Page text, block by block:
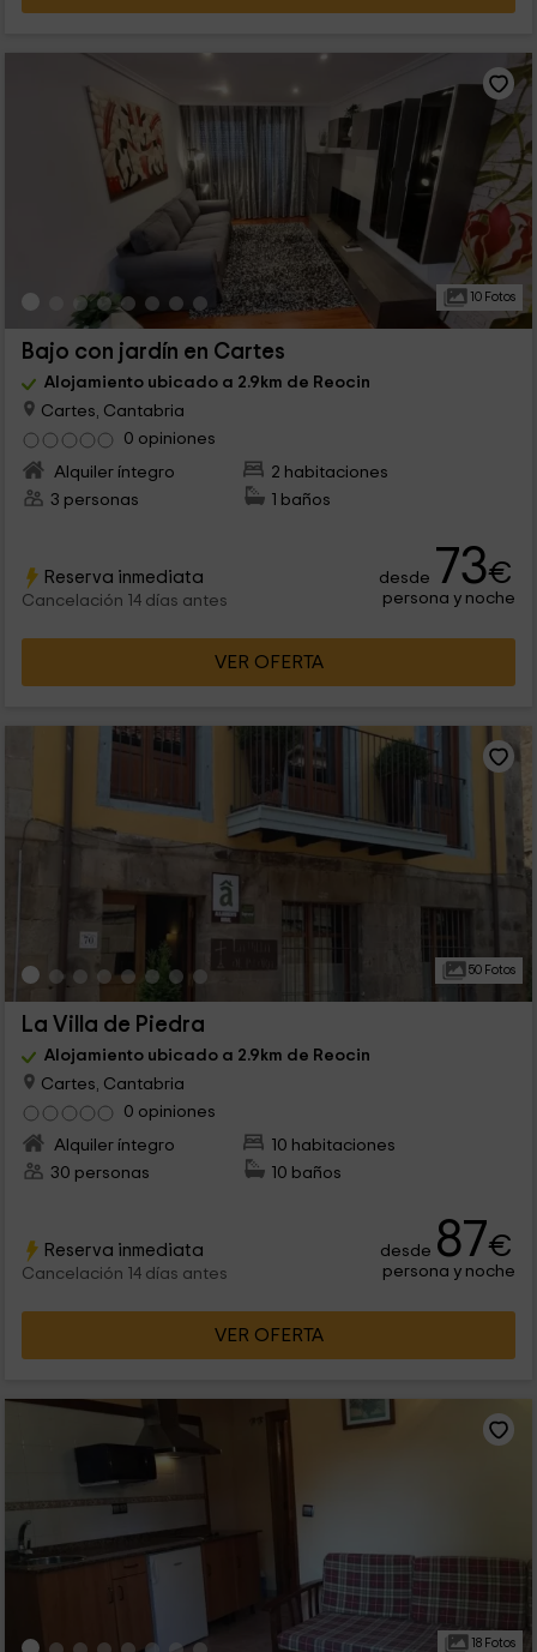
10 Fotos
Bajo con jardín en Cartes
Alojamiento ubicado a 2.9km de Reocin
Cartes, Cantabria
0 opiniones
Alquiler íntegro
2 habitaciones
3 personas
1 baños
Reserva inmediata
Cancelación 14 días antes
desde 73€
persona y noche
VER OFERTA
50 Fotos
La Villa de Piedra
Alojamiento ubicado a 2.9km de Reocin
Cartes, Cantabria
0 opiniones
Alquiler íntegro
10 habitaciones
30 personas
10 baños
Reserva inmediata
Cancelación 14 días antes
desde 87€
persona y noche
VER OFERTA
18 Fotos